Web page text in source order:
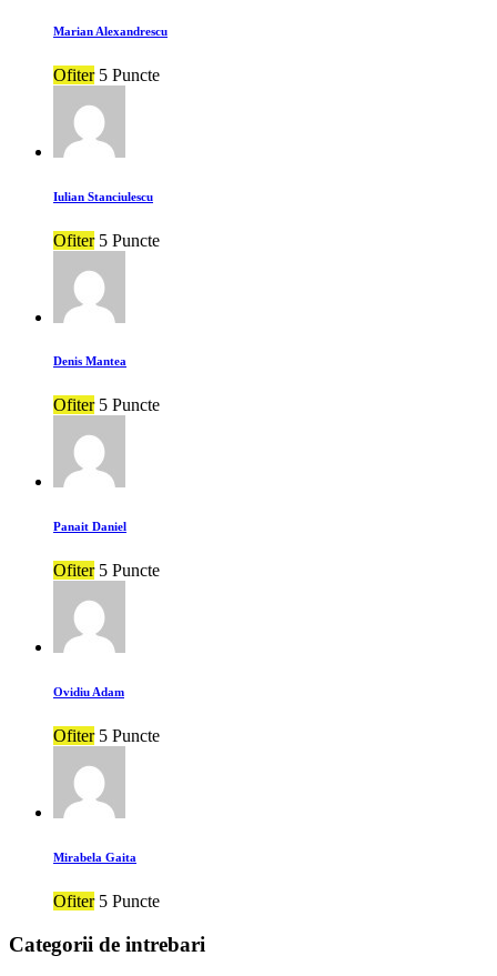
Marian Alexandrescu
Ofiter 5 Puncte
Iulian Stanciulescu
Ofiter 5 Puncte
Denis Mantea
Ofiter 5 Puncte
Panait Daniel
Ofiter 5 Puncte
Ovidiu Adam
Ofiter 5 Puncte
Mirabela Gaita
Ofiter 5 Puncte
Categorii de intrebari